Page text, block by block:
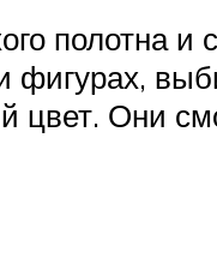
полотна
фигурах,
Они